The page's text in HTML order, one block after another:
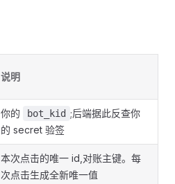
说明
你的 bot_kid ;后端据此反查你
的 secret 验签
本次点击的唯一 id,对账主键。每
次点击生成全新唯一值